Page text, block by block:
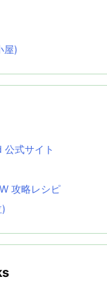
屋)
式サイト
攻略レシピ